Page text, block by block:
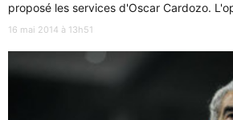
proposé les services d'Oscar Cardozo.
16 mai 2014 à 13h51